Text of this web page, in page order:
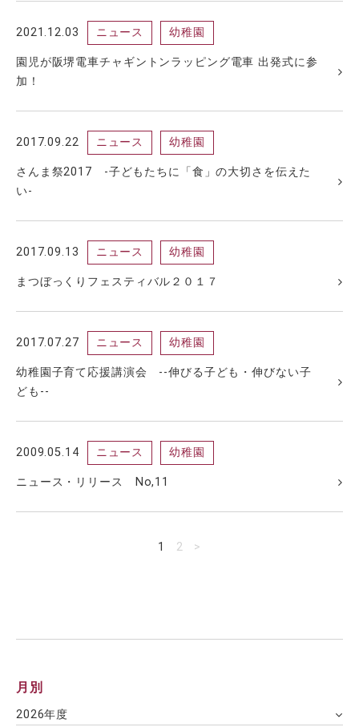
2021.12.03 ニュース 幼稚園
園児が阪堺電車チャギントンラッピング電車 出発式に参
加！
2017.09.22 ニュース 幼稚園
さんま祭2017 -子どもたちに「食」の大切さを伝えた
い-
2017.09.13 ニュース 幼稚園
まつぼっくりフェスティバル２０１７
2017.07.27 ニュース 幼稚園
幼稚園子育て応援講演会 --伸びる子ども・伸びない子
ども--
2009.05.14 ニュース 幼稚園
ニュース・リリース No,11
1 2 >
月別
2026年度